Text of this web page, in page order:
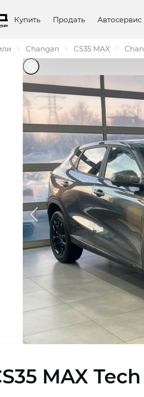
Купить Продать Автосервис
Changan CS35 MAX
MAX Tech